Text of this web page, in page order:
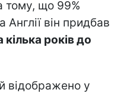
тому, що 99%
Англії він придбав
кілька років до
відображено у